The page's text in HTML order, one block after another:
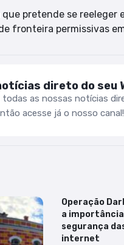
pretende se
fronteira permissivas
direto do seu
todas as nossas notícias
acesse já o nosso canal!
Operação
a
segurança
internet